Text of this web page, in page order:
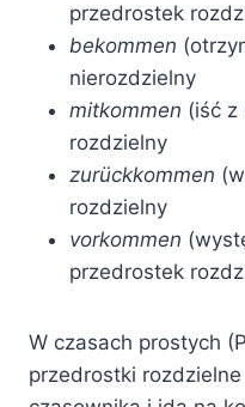
przedrostek
bekommen
nierozdzielny
mitkommen (iść z
rozdzielny
zurückkommen
rozdzielny
vorkommen
przedrostek
W czasach prostych
przedrostki